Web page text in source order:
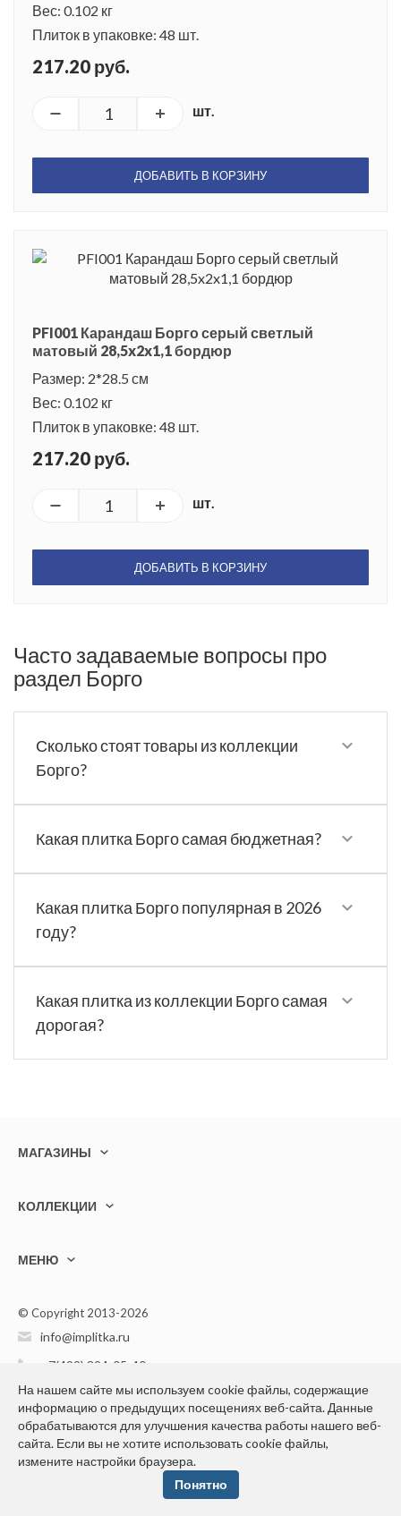
Вес: 0.102 кг
Плиток в упаковке: 48 шт.
217.20 руб.
шт.
ДОБАВИТЬ В КОРЗИНУ
PFI001 Карандаш Борго серый светлый
матовый 28,5x2x1,1 бордюр
Размер: 2*28.5 см
Вес: 0.102 кг
Плиток в упаковке: 48 шт.
217.20 руб.
шт.
ДОБАВИТЬ В КОРЗИНУ
Часто задаваемые вопросы про
раздел Борго
Сколько стоят товары из коллекции
Борго?
Какая плитка Борго самая бюджетная?
Какая плитка Борго популярная в 2026
году?
Какая плитка из коллекции Борго самая
дорогая?
МАГАЗИНЫ
КОЛЛЕКЦИИ
МЕНЮ
© Copyright 2013-2026
info@implitka.ru
+7(499) 394-05-40
Конфиденциальность персональной информации
На нашем сайте мы используем cookie файлы, содержащие
информацию о предыдущих посещениях веб-сайта. Данные
обрабатываются для улучшения качества работы нашего веб-
сайта. Если вы не хотите использовать cookie файлы,
измените настройки браузера.
Понятно